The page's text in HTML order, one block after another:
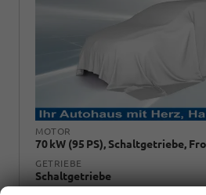
MOTOR
70 kW (95 PS), Schaltgetriebe,
GETRIEBE
Schaltgetriebe